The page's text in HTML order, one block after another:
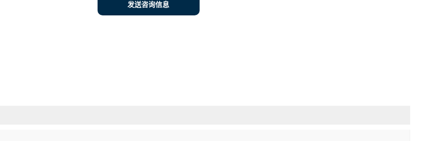
发送咨询信息